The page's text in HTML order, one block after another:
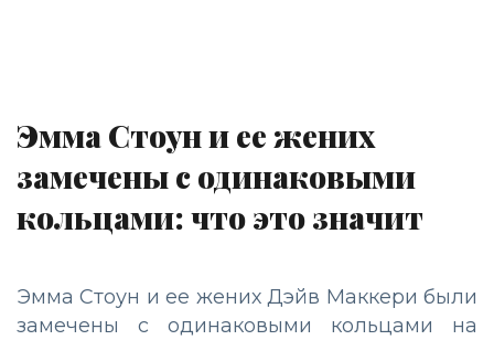
Эмма Стоун и ее жених
замечены с одинаковыми
кольцами: что это значит
Эмма Стоун и ее жених Дэйв Маккери были
замечены с одинаковыми кольцами на